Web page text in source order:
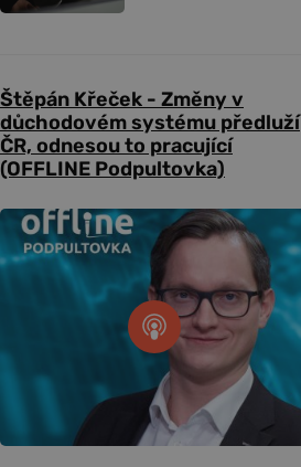
Štěpán Křeček - Změny v
důchodovém systému předluží
ČR, odnesou to pracující
(OFFLINE Podpultovka)